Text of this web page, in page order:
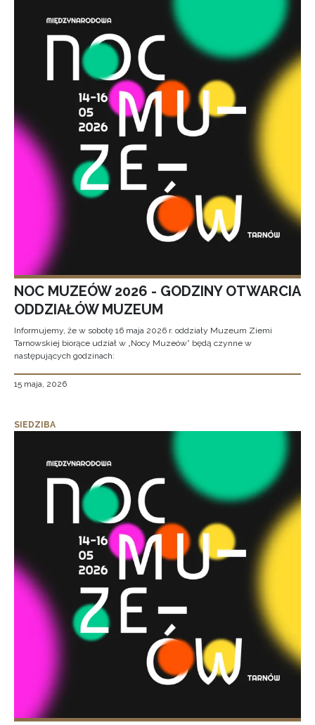
NOC MUZEÓW 2026 - GODZINY OTWARCIA
ODDZIAŁÓW MUZEUM
Informujemy, że w sobotę 16 maja 2026 r. oddziały Muzeum Ziemi
Tarnowskiej biorące udział w „Nocy Muzeów” będą czynne w
następujących godzinach:
15 maja, 2026
SIEDZIBA